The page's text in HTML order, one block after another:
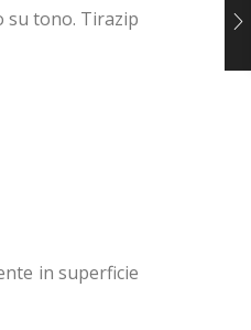
su tono. Tirazip
in superficie